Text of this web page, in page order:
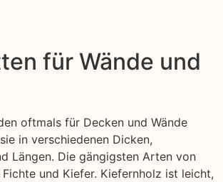
für Wände und
oftmals für Decken und Wände
in verschiedenen Dicken,
Längen. Die gängigsten Arten von
und Kiefer. Kiefernholz ist leicht,